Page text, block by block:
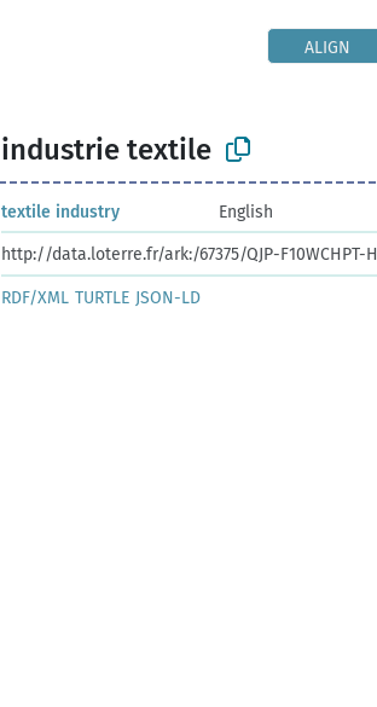
ALIGN
industrie textile
textile industry
English
http://data.loterre.fr/ark:/67375/QJP-F10WCHPT-H
RDF/XML TURTLE JSON-LD